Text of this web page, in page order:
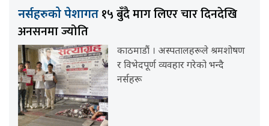
नर्सहरुको पेशागत १५ बुँदै माग लिएर चार दिनदेखि
अनसनमा ज्योति
काठमाडौं । अस्पतालहरूले श्रमशोषण
र विभेदपूर्ण व्यवहार गरेको भन्दै
नर्सहरू